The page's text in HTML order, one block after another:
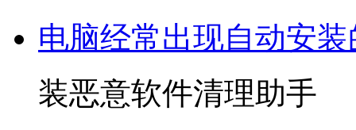
电脑经常出现自动安
装恶意软件清理助手